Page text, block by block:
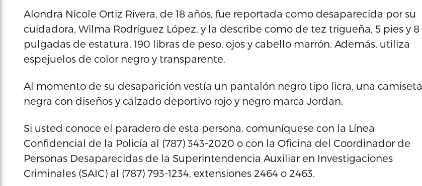
Alondra Nicole Ortiz Rivera, de 18 años, fue reportada como desaparecida por su
cuidadora, Wilma Rodríguez López, y la describe como de tez trigueña, 5 pies y 8
pulgadas de estatura, 190 libras de peso, ojos y cabello marrón. Además, utiliza
espejuelos de color negro y transparente.
Al momento de su desaparición vestía un pantalón negro tipo licra, una camiseta
negra con diseños y calzado deportivo rojo y negro marca Jordan.
Si usted conoce el paradero de esta persona, comuníquese con la Línea
Confidencial de la Policía al (787) 343-2020 o con la Oficina del Coordinador de
Personas Desaparecidas de la Superintendencia Auxiliar en Investigaciones
Criminales (SAIC) al (787) 793-1234, extensiones 2464 o 2463.